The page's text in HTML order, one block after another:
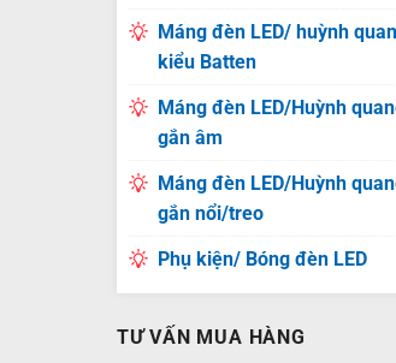
Máng đèn LED/ huỳnh
kiểu Batten
Máng đèn LED/Huỳnh
gắn âm
Máng đèn LED/Huỳnh
gắn nổi/treo
Phụ kiện/ Bóng đèn LED
TƯ VẤN MUA HÀNG